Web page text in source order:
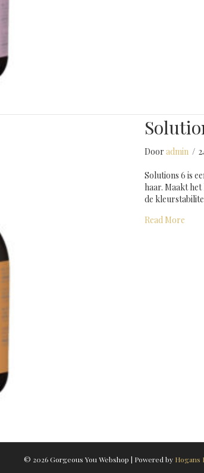
Dooradmin /
Solutions 6 is
haar. Maakt
de
Read More
© 2026 Gorgeous You Webshop | Powered by Hogans